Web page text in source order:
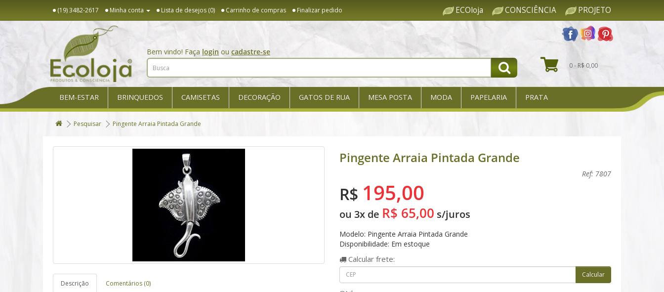
(19) 3482-2617 Minha conta Lista de desejos (0) Carrinho de compras Finalizar pedido ECOloja CONSCIÊNCIA PROJETO
Bem vindo! Faça login ou cadastre-se
0 - R$ 0,00
BEM-ESTAR BRINQUEDOS CAMISETAS DECORAÇÃO GATOS DE RUA MESA POSTA MODA PAPELARIA PRATA
Pesquisar Pingente Arraia Pintada Grande
Descrição Comentários (0)
Pingente Arraia Pintada Grande
Ref: 7807
R$ 195,00
ou 3x de R$ 65,00 s/juros
Modelo: Pingente Arraia Pintada Grande
Disponibilidade: Em estoque
Calcular frete: